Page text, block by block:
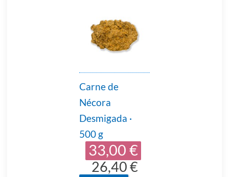
Carne de
Nécora
Desmigada ·
500 g
33,00 €
26,40 €